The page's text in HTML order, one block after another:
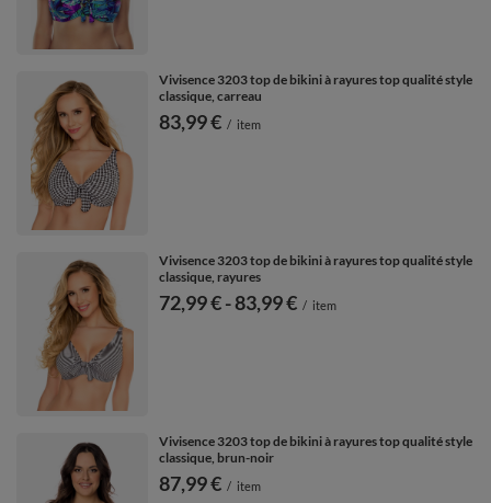
Vivisence 3203 top de bikini à rayures top qualité style
classique, carreau
83,99 € / item
Vivisence 3203 top de bikini à rayures top qualité style
classique, rayures
de
72,99 €-vers le bas
83,99 € / item
Vivisence 3203 top de bikini à rayures top qualité style
classique, brun-noir
87,99 € / item